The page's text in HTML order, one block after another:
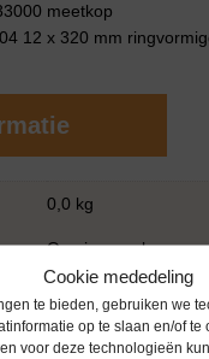
Cookie mededeling
te bieden, gebruiken we
op te slaan en/of te
voor deze technologieën
meetkop
12 x 320 mm
0,0 kg
Overige merken
Gebruikt in goede